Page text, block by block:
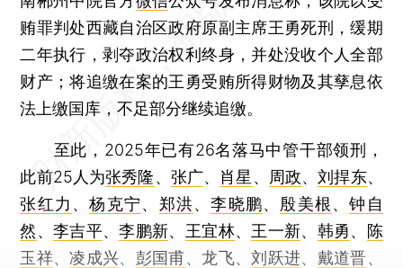
贿罪判处西藏自治区政府原副主席王勇死刑，缓期
二年执行，剥夺政治权利终身，并处没收个人全部
财产；将追缴在案的王勇受贿所得财物及其孳息依
法上缴国库，不足部分继续追缴。
至此，2025年已有26名落马中管干部领刑，
此前25人为张秀隆、 张广、 肖星 、 周政、刘捍东、
张红力 、杨克宁、 郑洪、李晓鹏、 殷美根、钟自
然、李吉平、李鹏新、 王宜林、 王一新、 韩勇、 陈
玉祥、凌成兴、 彭国甫、龙飞、刘跃进、 戴道晋、